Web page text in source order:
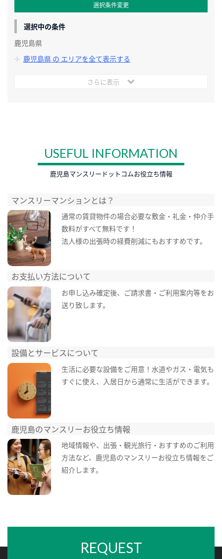
選択条件変更
選択中の条件
鹿児島県
鹿児島県 の エリアを全て表示する
さらに表示
USEFUL INFORMATION
鹿児島マンスリードットコムお役立ち情報
マンスリーマンションとは？
通常の賃貸物件の場合必要な敷金・礼金・仲介手
数料がすべて無料です！
法人様の出張時の経費削減にもおすすめです。
お支払い方法について
お申し込み確定後、ご請求書・ご利用案内等をお
送り致します。
設備とサービスについて
生活に必要な設備をご用意！水道やガス・電気も
すぐに使え、入居日から通常に生活ができます。
鹿児島のマンスリーお役立ち情報
地域情報や、出張・観光旅行・おすすめのご利用
方法など、鹿児島のマンスリーお役立ち情報をご
紹介します。
REQUEST